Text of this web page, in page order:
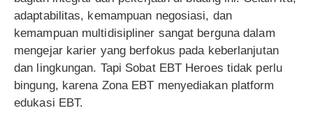
adaptabilitas, kemampuan negosiasi, dan
kemampuan multidisipliner sangat berguna dalam
mengejar karier yang berfokus pada keberlanjutan
dan lingkungan. Tapi Sobat EBT Heroes tidak perlu
bingung, karena Zona EBT menyediakan platform
edukasi EBT.